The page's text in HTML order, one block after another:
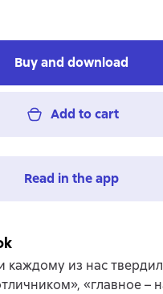
Buy and download
Add to cart
Read in the app
каждому из нас
«главное –